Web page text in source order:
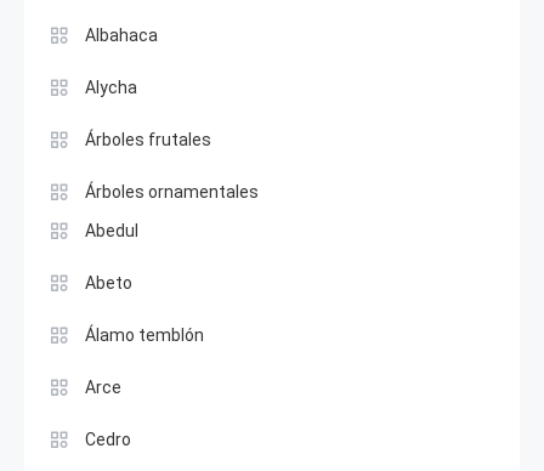
Albahaca
Alycha
Árboles frutales
Árboles ornamentales
Abedul
Abeto
Álamo temblón
Arce
Cedro